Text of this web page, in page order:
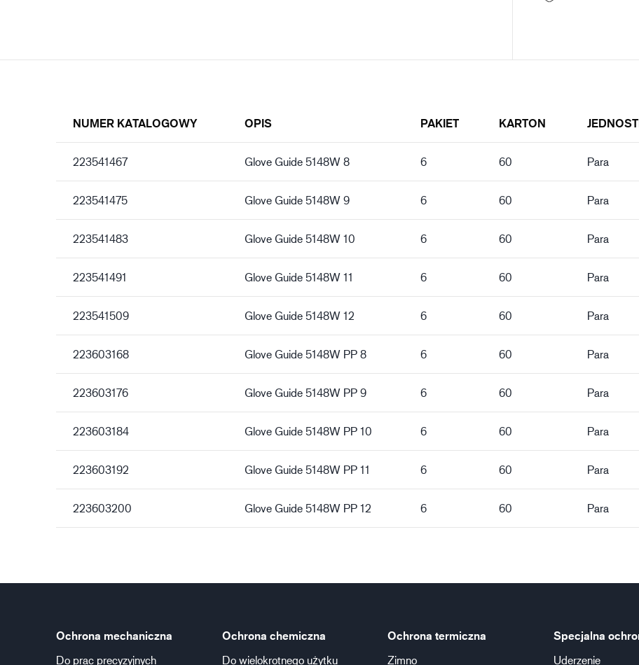
NUMER KATALOGOWY OPIS PAKIET KARTON
223541467 Glove Guide 5148W 8 6 60 Para
223541475 Glove Guide 5148W 9 6 60 Para
223541483 Glove Guide 5148W 10 6 60 Para
223541491 Glove Guide 5148W 11 6 60 Para
223541509 Glove Guide 5148W 12 6 60 Para
223603168 Glove Guide 5148W PP 8 6 60 Para
223603176 Glove Guide 5148W PP 9 6 60 Para
223603184 Glove Guide 5148W PP 10 6 60 Para
223603192 Glove Guide 5148W PP 11 6 60 Para
223603200 Glove Guide 5148W PP 12 6 60 Para
Ochrona mechaniczna
Do prac precyzyjnych
Ochrona chemiczna
Do wielokrotnego użytku
Ochrona termiczna
Zimno
Specjalna
Uderzenie